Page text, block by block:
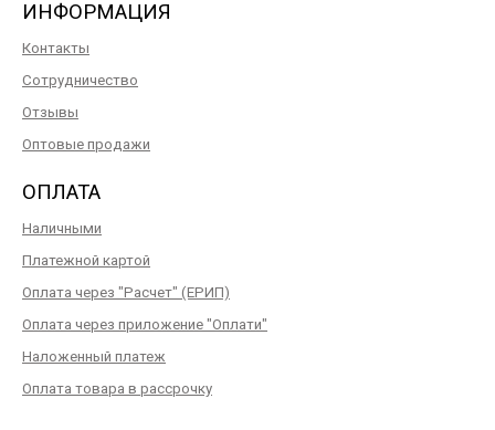
ИНФОРМАЦИЯ
Контакты
Сотрудничество
Отзывы
Оптовые продажи
ОПЛАТА
Наличными
Платежной картой
Оплата через "Расчет" (ЕРИП)
Оплата через приложение "Оплати"
Наложенный платеж
Оплата товара в рассрочку